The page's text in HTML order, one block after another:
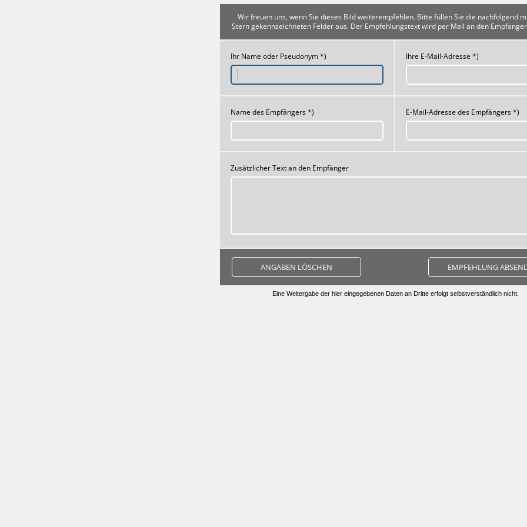
Wir freuen uns, wenn Sie dieses Bild weiterempfehlen. Bitte füllen Sie die nachfolgend
Stern gekennzeichneten Felder aus. Der Empfehlungstext wird per Mail an den
Ihr Name oder Pseudonym *) Ihre E-Mail-Adresse *)
Name des Empfängers *) E-Mail-Adresse des Empfängers *)
Zusätzlicher Text an den Empfänger
ANGABEN LÖSCHEN EMPFEHLUNG
Eine Weitergabe der hier eingegebenen Daten an Dritte erfolgt selbstverständlich nicht.